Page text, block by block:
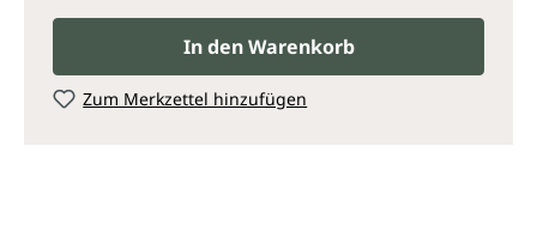
In den Warenkorb
Zum Merkzettel hinzufügen